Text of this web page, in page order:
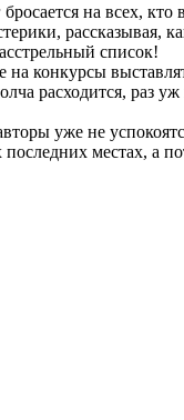
на всех,
рассказывая,
список!
конкурсы
расходится, раз
уже не
местах, а